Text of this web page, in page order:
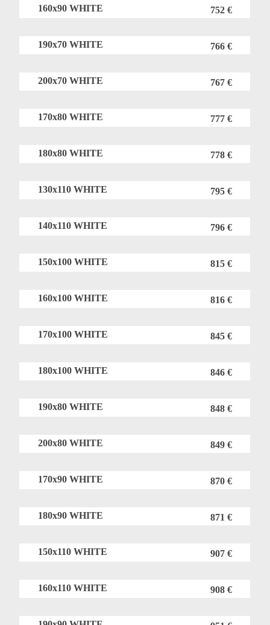
160x90 WHITE 752 €
190x70 WHITE 766 €
200x70 WHITE 767 €
170x80 WHITE 777 €
180x80 WHITE 778 €
130x110 WHITE 795 €
140x110 WHITE 796 €
150x100 WHITE 815 €
160x100 WHITE 816 €
170x100 WHITE 845 €
180x100 WHITE 846 €
190x80 WHITE 848 €
200x80 WHITE 849 €
170x90 WHITE 870 €
180x90 WHITE 871 €
150x110 WHITE 907 €
160x110 WHITE 908 €